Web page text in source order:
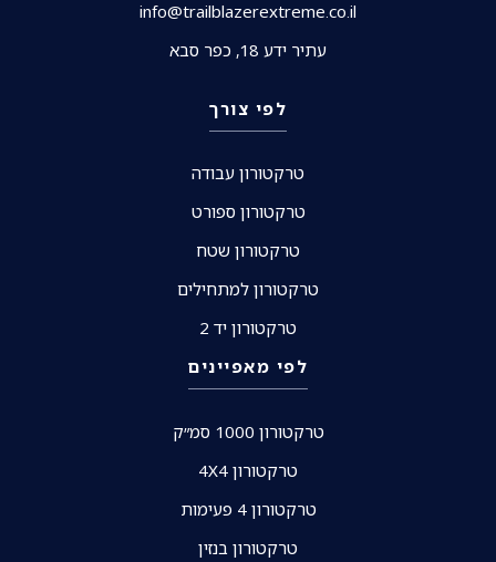
info@trailblazerextreme.co.il
עתיר ידע 18, כפר סבא
לפי צורך
טרקטורון עבודה
טרקטורון ספורט
טרקטורון שטח
טרקטורון למתחילים
טרקטורון יד 2
לפי מאפיינים
טרקטורון 1000 סמ״ק
טרקטורון 4X4
טרקטורון 4 פעימות
טרקטורון בנזין